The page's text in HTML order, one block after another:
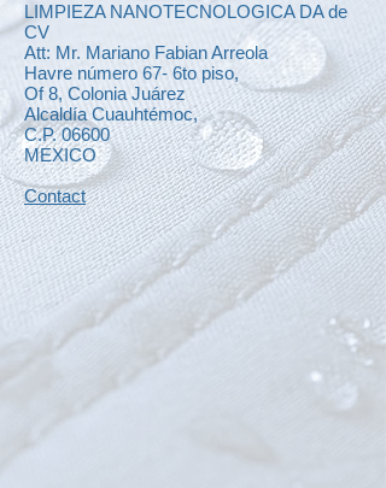
LIMPIEZA NANOTECNOLOGICA DA de
CV
Att: Mr. Mariano Fabian Arreola
Havre número 67- 6to piso,
Of 8, Colonia Juárez
Alcaldía Cuauhtémoc,
C.P. 06600
MEXICO
Contact